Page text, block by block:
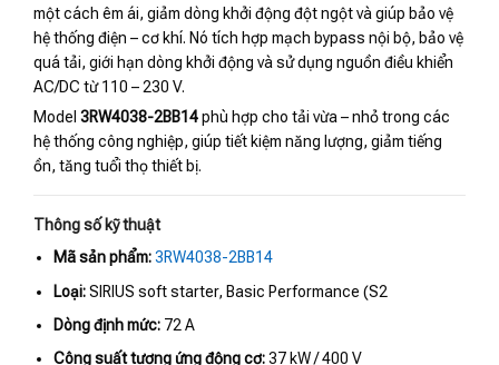
một cách êm ái, giảm dòng khởi động đột ngột và giúp bảo vệ
hệ thống điện – cơ khí. Nó tích hợp mạch bypass nội bộ, bảo vệ
quá tải, giới hạn dòng khởi động và sử dụng nguồn điều khiển
AC/DC từ 110 – 230 V.
Model 3RW4038-2BB14phù hợp cho tải vừa – nhỏ trong các
hệ thống công nghiệp, giúp tiết kiệm năng lượng, giảm tiếng
ồn, tăng tuổi thọ thiết bị.
Thông số kỹ thuật
Mã sản phẩm:3RW4038-2BB14
Loại:SIRIUS soft starter, Basic Performance (S2
Dòng định mức: 72 A
Công suất tương ứng động cơ:37 kW / 400 V